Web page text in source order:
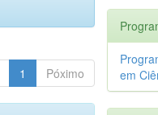
1 Póximo
em